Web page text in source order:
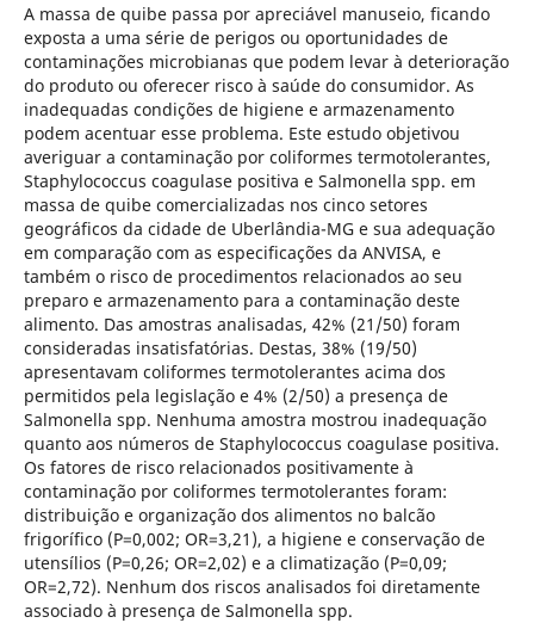
A massa de quibe passa por apreciável manuseio, ficando
exposta a uma série de perigos ou oportunidades de
contaminações microbianas que podem levar à deterioração
do produto ou oferecer risco à saúde do consumidor. As
inadequadas condições de higiene e armazenamento
podem acentuar esse problema. Este estudo objetivou
averiguar a contaminação por coliformes termotolerantes,
Staphylococcus coagulase positiva e Salmonella spp. em
massa de quibe comercializadas nos cinco setores
geográficos da cidade de Uberlândia-MG e sua adequação
em comparação com as especificações da ANVISA, e
também o risco de procedimentos relacionados ao seu
preparo e armazenamento para a contaminação deste
alimento. Das amostras analisadas, 42% (21/50) foram
consideradas insatisfatórias. Destas, 38% (19/50)
apresentavam coliformes termotolerantes acima dos
permitidos pela legislação e 4% (2/50) a presença de
Salmonella spp. Nenhuma amostra mostrou inadequação
quanto aos números de Staphylococcus coagulase positiva.
Os fatores de risco relacionados positivamente à
contaminação por coliformes termotolerantes foram:
distribuição e organização dos alimentos no balcão
frigorífico (P=0,002; OR=3,21), a higiene e conservação de
utensílios (P=0,26; OR=2,02) e a climatização (P=0,09;
OR=2,72). Nenhum dos riscos analisados foi diretamente
associado à presença de Salmonella spp.